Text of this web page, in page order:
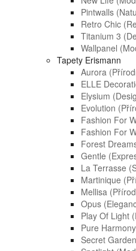
Pintwalls
Retro Chic
Titanium 3
Wallpanel
Tapety Erismann
Aurora
ELLE
Elysium
Evolution
Fashion For
Fashion For
Forest
Gentle
La Terrasse
Martinique
Mellisa
Opus
Play Of Light
Pure
Secret